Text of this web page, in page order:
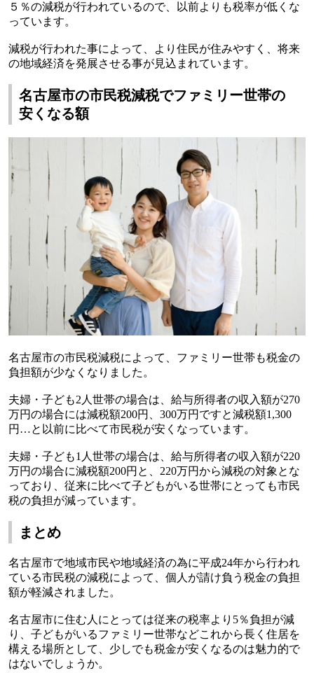
５％の減税が行われているので、以前よりも税率が低くな
っています。
減税が行われた事によって、より住民が住みやすく、将来
の地域経済を発展させる事が見込まれています。
名古屋市の市民税減税でファミリー世帯の
安くなる額
名古屋市の市民税減税によって、ファミリー世帯も税金の
負担額が少なくなりました。
夫婦・子ども2 人世帯の場合は、給与所得者の収入額が270
万円の場合には減税額200円、 300万円ですと減税額1,300
円…と以前に比べて市民税が安くなっています。
夫婦・子ども1 人世帯の場合は、給与所得者の収入額が220
万円の場合に減税額200円と、 220万円から減税の対象とな
っており、従来に比べて子どもがいる世帯にとっても市民
税の負担が減っています。
まとめ
名古屋市で地域市民や地域経済の為に平成24年から行われ
ている市民税の減税によって、個人が請け負う税金の負担
額が軽減されました。
名古屋市に住む人にとっては従来の税率より 5％負担が減
り、子どもがいるファミリー世帯などこれから長く住居を
構える場所として、少しでも税金が安くなるのは魅力的で
はないでしょうか。